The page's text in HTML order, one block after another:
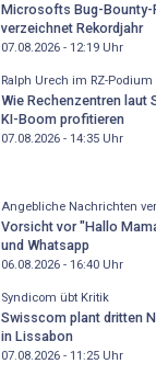
Microsofts Bug-Bounty-
verzeichnet Rekordjahr
07.08.2026 - 12:19Uhr
Ralph Urech im RZ-Podium
Wie Rechenzentren laut
KI-Boom profitieren
07.08.2026 - 14:35Uhr
Angebliche Nachrichten
Vorsicht vor "Hallo
und Whatsapp
06.08.2026 - 16:40Uhr
Syndicom übt Kritik
Swisscom plant dritten
in Lissabon
07.08.2026 - 11:25Uhr